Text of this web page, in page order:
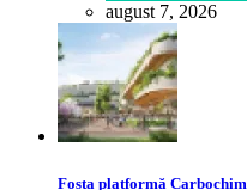
august 7, 2026
Fosta platformă